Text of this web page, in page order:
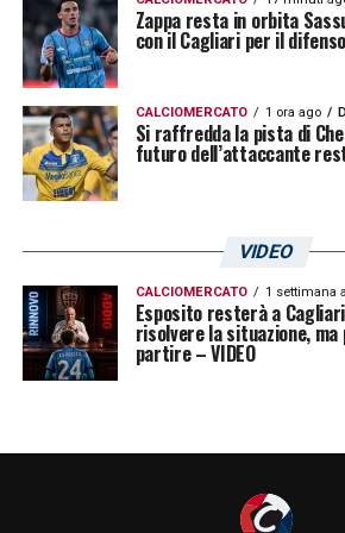
Zappa resta in orbita
con il Cagliari per il
CALCIOMERCATO 1 ora ago
Si raffredda la pista di
futuro dell’attaccante
VIDEO
CALCIOMERCATO 1 settimana
Esposito resterà a
risolvere la situazione,
partire – VIDEO